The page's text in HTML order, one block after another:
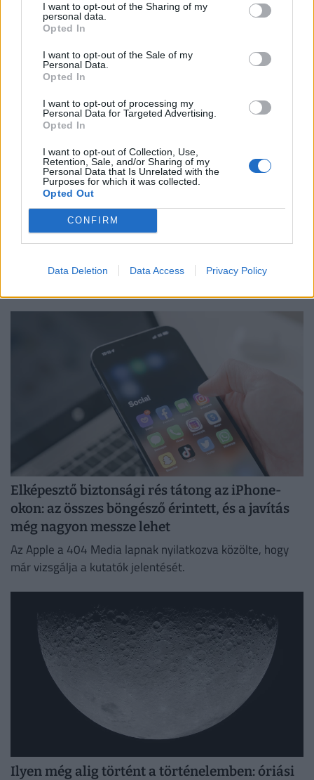
I want to opt-out of the Sharing of my
personal data.
Opted In
I want to opt-out of the Sale of my
Personal Data.
Opted In
I want to opt-out of processing my
Personal Data for Targeted Advertising.
Opted In
I want to opt-out of Collection, Use,
Retention, Sale, and/or Sharing of my
Personal Data that Is Unrelated with the
Purposes for which it was collected.
Opted Out
CONFIRM
Data Deletion Data Access Privacy Policy
valamint öt éven át érvényes, a fiatalkorúak védelmét
szolgáló intézkedések bevezetésére kötelezte a Metát,
Nálunk a legdrágább az iPhone egész
Európában: ennyivel kérnek többet a
készülékért Magyarországon
Bár minden országban ugyanazokat a telefonokat
függően, hol vásároljuk meg az új mobilunkat.
Elképesztő biztonsági rés tátong az iPhone-
okon: az összes böngésző érintett, és a javítás
még nagyon messze lehet
Az Apple a 404 Media lapnak nyilatkozva közölte, hogy
már vizsgálja a kutatók jelentését.
Ilyen még alig történt a történelemben: óriási